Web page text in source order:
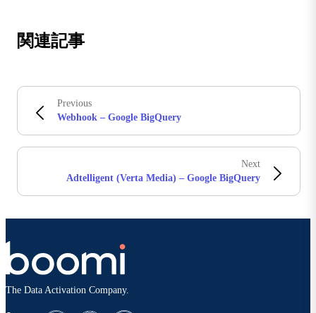
関連記事
Previous
Webhook – Google BigQuery
Next
Adtelligent (Verta Media) – Google BigQuery
The Data Activation Company.